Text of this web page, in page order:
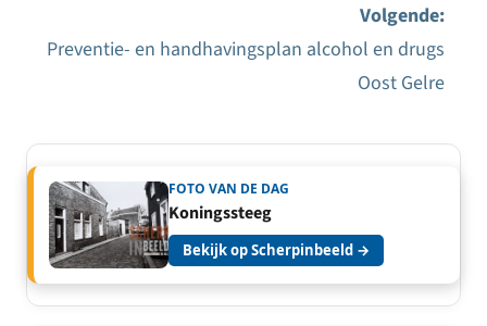
Volgende:
Preventie- en handhavingsplan alcohol en drugs
Oost Gelre
FOTO VAN DE DAG
Koningssteeg
Bekijk op Scherpinbeeld →